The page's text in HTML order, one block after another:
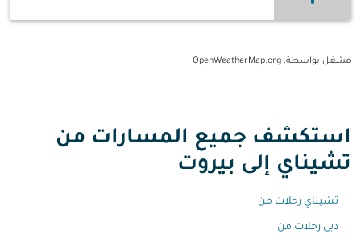
مشغل بواسطة: OpenWeatherMap.org
استكشف جميع المسارات من
تشيناي إلى بيروت
تشيناي رحلات من
دبي رحلات من